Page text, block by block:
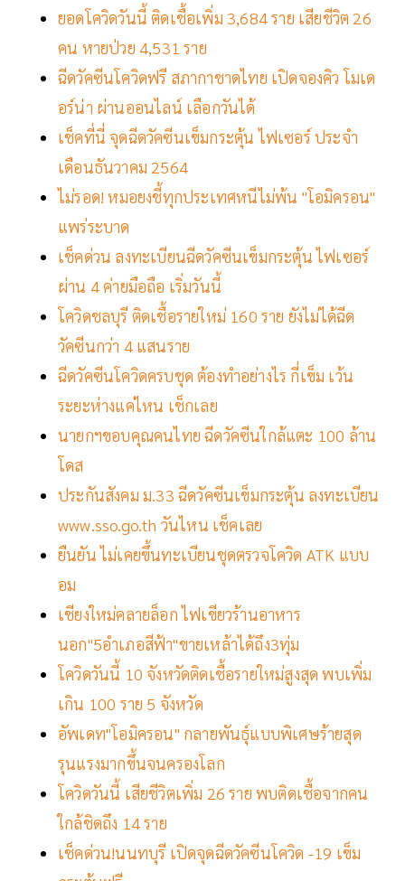
ยอดโควิดวันนี้ ติดเชื้อเพิ่ม 3,684 ราย เสียชีวิต 26
คน หายป่วย 4,531 ราย
ฉีดวัคซีนโควิดฟรี สภากาชาดไทย เปิดจองคิว โมเด
อร์น่า ผ่านออนไลน์ เลือกวันได้
เช็คที่นี่ จุดฉีดวัคซีนเข็มกระตุ้น ไฟเซอร์ ประจำ
เดือนธันวาคม 2564
ไม่รอด! หมอยงชี้ทุกประเทศหนีไม่พ้น "โอมิครอน"
แพร่ระบาด
เช็คด่วน ลงทะเบียนฉีดวัคซีนเข็มกระตุ้น ไฟเซอร์
ผ่าน 4 ค่ายมือถือ เริ่มวันนี้
โควิดชลบุรี ติดเชื้อรายใหม่ 160 ราย ยังไม่ได้ฉีด
วัคซีนกว่า 4 แสนราย
ฉีดวัคซีนโควิดครบชุด ต้องทำอย่างไร กี่เข็ม เว้น
ระยะห่างแค่ไหน เช็กเลย
นายกฯขอบคุณคนไทย ฉีดวัคซีนใกล้แตะ 100 ล้าน
โดส
ประกันสังคม ม.33 ฉีดวัคซีนเข็มกระตุ้น ลงทะเบียน
www.sso.go.th วันไหน เช็คเลย
ยืนยัน ไม่เคยขึ้นทะเบียนชุดตรวจโควิด ATK แบบ
อม
เชียงใหม่คลายล็อก ไฟเขียวร้านอาหาร
นอก"5อำเภอสีฟ้า"ขายเหล้าได้ถึง3ทุ่ม
โควิดวันนี้ 10 จังหวัดติดเชื้อรายใหม่สูงสุด พบเพิ่ม
เกิน 100 ราย 5 จังหวัด
อัพเดท"โอมิครอน" กลายพันธุ์แบบพิเศษร้ายสุด
รุนแรงมากขึ้นจนครองโลก
โควิดวันนี้ เสียชีวิตเพิ่ม 26 ราย พบติดเชื้อจากคน
ใกล้ชิดถึง 14 ราย
เช็คด่วน!นนทบุรี เปิดจุดฉีดวัคซีนโควิด -19 เข็ม